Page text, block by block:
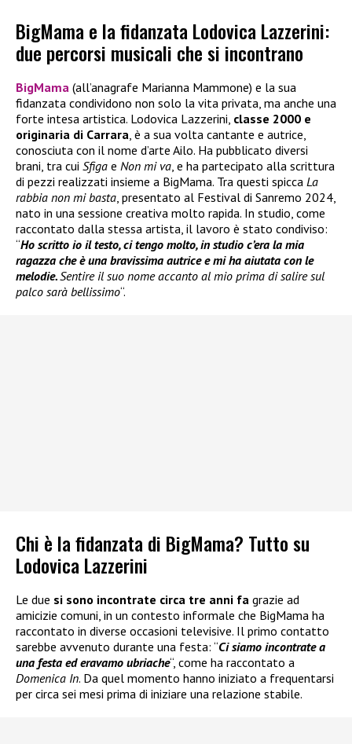
BigMama e la fidanzata Lodovica Lazzerini:
due percorsi musicali che si incontrano
BigMama (all’anagrafe Marianna Mammone) e la sua
fidanzata condividono non solo la vita privata, ma anche una
forte intesa artistica. Lodovica Lazzerini, classe 2000 e
originaria di Carrara , è a sua volta cantante e autrice,
conosciuta con il nome d’arte Ailo. Ha pubblicato diversi
brani, tra cui Sfiga e Non mi va , e ha partecipato alla scrittura
di pezzi realizzati insieme a BigMama. Tra questi spicca La
rabbia non mi basta , presentato al Festival di Sanremo 2024,
nato in una sessione creativa molto rapida. In studio, come
raccontato dalla stessa artista, il lavoro è stato condiviso:
“Ho scritto io il testo, ci tengo molto, in studio c’era la mia
ragazza che è una bravissima autrice e mi ha aiutata con le
melodie.Sentire il suo nome accanto al mio prima di salire sul
palco sarà bellissimo“.
Chi è la fidanzata di BigMama? Tutto su
Lodovica Lazzerini
Le due si sono incontrate circa tre anni fa grazie ad
amicizie comuni, in un contesto informale che BigMama ha
raccontato in diverse occasioni televisive. Il primo contatto
sarebbe avvenuto durante una festa: “Ci siamo incontrate a
una festa ed eravamo ubriache“, come ha raccontato a
Domenica In. Da quel momento hanno iniziato a frequentarsi
per circa sei mesi prima di iniziare una relazione stabile.